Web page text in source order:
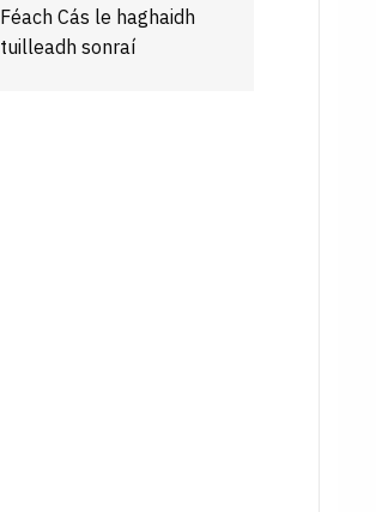
Féach Cás le haghaidh
tuilleadh sonraí